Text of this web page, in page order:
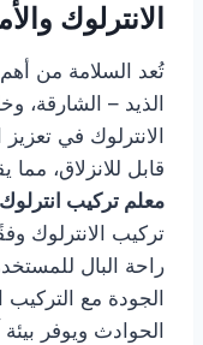
الانترلوك
تُعد السلامة من أهم
الذيد – الشارقة،
الانترلوك في
قابل للانزلاق،
معلم تركيب
تركيب الانترلوك
راحة البال
الجودة مع
الحوادث ويوفر